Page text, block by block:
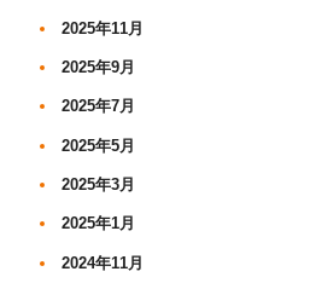
2025年11月
2025年9月
2025年7月
2025年5月
2025年3月
2025年1月
2024年11月